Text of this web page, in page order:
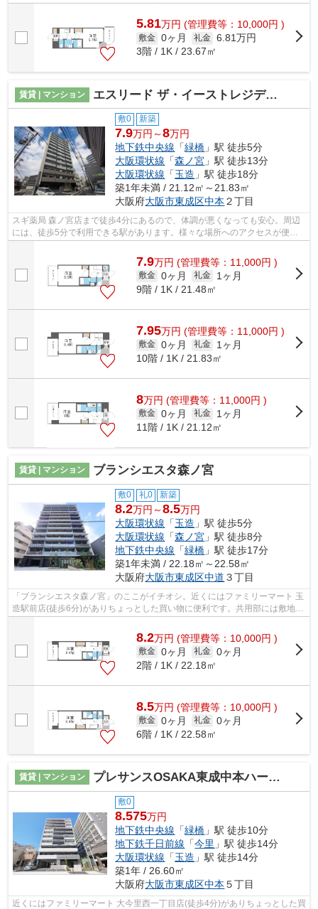
み置き場などが備わっておりとても充...
5.81万円 (管理費等：10,000円 )
敷金 0ヶ月 礼金 6.81万円
3階 / 1K / 23.67㎡
賃貸 | マンション エスリード ザ・イーストレジデンス大阪城
敷0 新築
7.9万円～8万円
地下鉄中央線 「緑橋 」駅 徒歩5分
大阪環状線 「森ノ宮 」駅 徒歩13分
大阪環状線 「玉造 」駅 徒歩18分
築1年未満 / 21.12㎡～21.83㎡
大阪府大阪市東成区中本 ２丁目
スギ薬局 森ノ宮店まで徒歩4分にあるので、体調が悪くなっても安心。周辺
には、徒歩5分で利用できる駅があります。様々な場所へのアクセスが便利
7.9万円 (管理費等：11,000円 )
敷金 0ヶ月 礼金
1ヶ月
9階 / 1K / 21.48㎡
7.95万円 (管理費等：11,000円 )
敷金 0ヶ月 礼金
1ヶ月
10階 / 1K / 21.83㎡
8万円 (管理費等：11,000円 )
敷金 0ヶ月 礼金
1ヶ月
11階 / 1K / 21.12㎡
賃貸 | マンション ブランシエスタ森ノ宮
敷0 礼0 新築
8.2万円～8.5万円
大阪環状線 「玉造 」駅 徒歩5分
大阪環状線 「森ノ宮 」駅 徒歩8分
地下鉄中央線 「緑橋 」駅 徒歩17分
築1年未満 / 22.18㎡～22.58㎡
大阪府大阪市東成区中道 ３丁目
「ブランシエスタ森ノ宮」のここがイチオシ。近くにはファミリーマート 玉
造駅前店(徒歩6分)がありちょっとした買い物に便利です。共用部には敷地内
8.2万円 (管理費等：10,000円 )
敷金 0ヶ月 礼金 0ヶ月
2階 / 1K / 22.18㎡
8.5万円 (管理費等：10,000円 )
敷金 0ヶ月 礼金 0ヶ月
6階 / 1K / 22.58㎡
賃貸 | マンション プレサンスOSAKA東成中本ハーヴィル
敷0
8.575万円
地下鉄中央線 「緑橋 」駅 徒歩10分
地下鉄千日前線 「今里 」駅 徒歩14分
大阪環状線 「玉造 」駅 徒歩14分
築1年 / 26.60㎡
大阪府大阪市東成区中本 ５丁目
近くにはファミリーマート 大今里西一丁目店(徒歩4分)がありちょっとした買